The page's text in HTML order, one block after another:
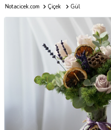
Notacicek.com Çiçek Gül